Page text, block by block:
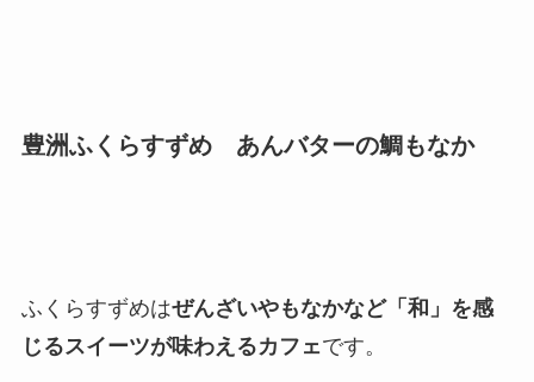
豊洲ふくらすずめ あんバターの鯛もなか
ふくらすずめはぜんざいやもなかなど「和」を感
じるスイーツが味わえるカフェです。